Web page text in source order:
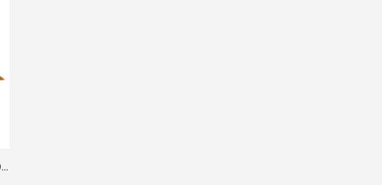
Pinceau à lèvres de luxe rétractable no. 013